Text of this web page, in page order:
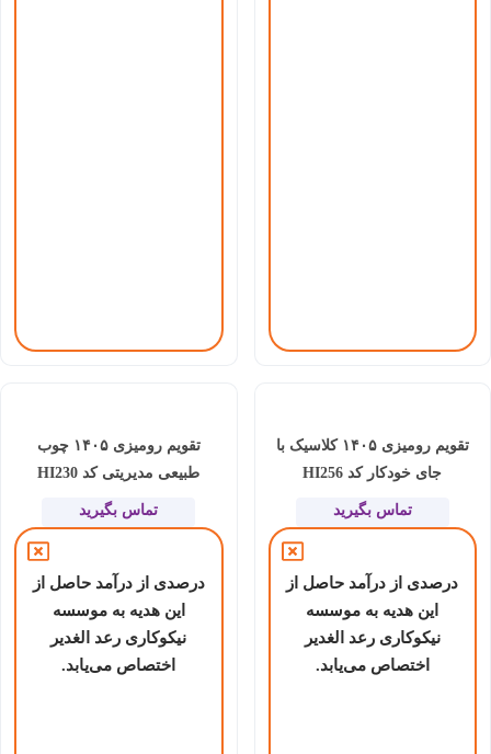
تقویم رومیزی ۱۴۰۵ کلاسیک با
جای خودکار کد HI256
تماس بگیرید
درصدی از درآمد حاصل از
این هدیه به موسسه
نیکوکاری رعد الغدیر
اختصاص می‌یابد.
تقویم رومیزی ۱۴۰۵ چوب
طبیعی مدیریتی کد HI230
تماس بگیرید
درصدی از درآمد حاصل از
این هدیه به موسسه
نیکوکاری رعد الغدیر
اختصاص می‌یابد.